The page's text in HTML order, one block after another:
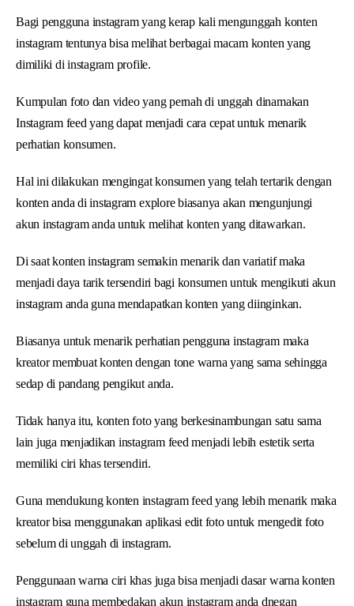
Bagi pengguna instagram yang kerap kali mengunggah konten
instagram tentunya bisa melihat berbagai macam konten yang
dimiliki di instagram profile.
Kumpulan foto dan video yang pernah di unggah dinamakan
Instagram feed yang dapat menjadi cara cepat untuk menarik
perhatian konsumen.
Hal ini dilakukan mengingat konsumen yang telah tertarik dengan
konten anda di instagram explore biasanya akan mengunjungi
akun instagram anda untuk melihat konten yang ditawarkan.
Di saat konten instagram semakin menarik dan variatif maka
menjadi daya tarik tersendiri bagi konsumen untuk mengikuti akun
instagram anda guna mendapatkan konten yang diinginkan.
Biasanya untuk menarik perhatian pengguna instagram maka
kreator membuat konten dengan tone warna yang sama sehingga
sedap di pandang pengikut anda.
Tidak hanya itu, konten foto yang berkesinambungan satu sama
lain juga menjadikan instagram feed menjadi lebih estetik serta
memiliki ciri khas tersendiri.
Guna mendukung konten instagram feed yang lebih menarik maka
kreator bisa menggunakan aplikasi edit foto untuk mengedit foto
sebelum di unggah di instagram.
Penggunaan warna ciri khas juga bisa menjadi dasar warna konten
instagram guna membedakan akun instagram anda dnegan